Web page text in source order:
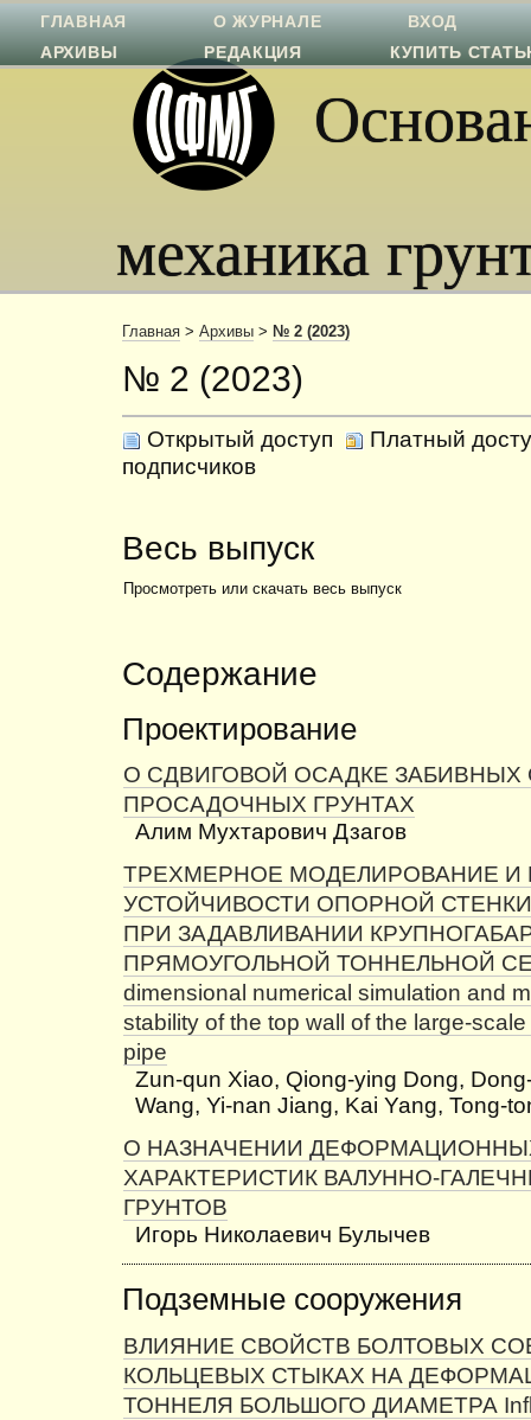
механика
ГЛАВНАЯ О ЖУРНАЛЕ
ВХОД
АРХИВЫ
РЕДАКЦИЯ КУПИТЬ
Главная > Архивы > № 2 (2023)
№ 2 (2023)
Открытый доступ
Платный
подписчиков
Весь выпуск
Просмотреть или скачать весь выпуск
Содержание
Проектирование
О СДВИГОВОЙ ОСАДКЕ ЗАБИВНЫХ
ПРОСАДОЧНЫХ ГРУНТАХ
Алим Мухтарович Дзагов
ТРЕХМЕРНОЕ МОДЕЛИРОВАНИЕ И
УСТОЙЧИВОСТИ ОПОРНОЙ
ПРИ ЗАДАВЛИВАНИИ
ПРЯМОУГОЛЬНОЙ ТОННЕЛЬНОЙ
dimensional numerical simulation and
stability of the top wall of the large-
pipe
Zun-qun Xiao, Qiong-ying Dong,
Wang, Yi-nan Jiang, Kai Yang, Tong-
О НАЗНАЧЕНИИ
ХАРАКТЕРИСТИК ВАЛУННО-
ГРУНТОВ
Игорь Николаевич Булычев
Подземные сооружения
ВЛИЯНИЕ СВОЙСТВ БОЛТОВЫХ
КОЛЬЦЕВЫХ СТЫКАХ НА
ТОННЕЛЯ БОЛЬШОГО ДИАМЕТРА